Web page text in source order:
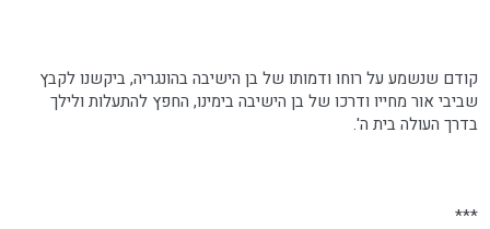
קודם שנשמע על רוחו ודמותו של בן הישיבה בהונגריה, ביקשנו לקבץ
שביבי אור מחייו ודרכו של בן הישיבה בימינו, החפץ להתעלות ולילך
בדרך העולה בית ה'.
***